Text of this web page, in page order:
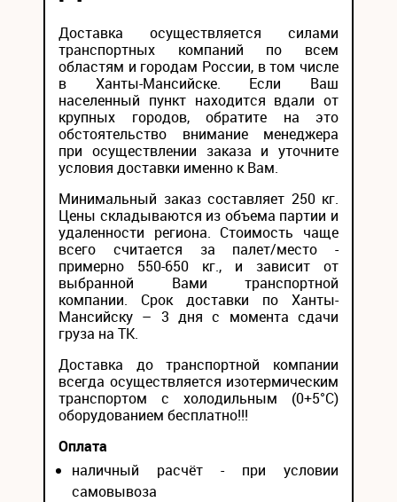
Доставка осуществляется силами
транспортных компаний по всем
областям и городам России, в том числе
в Ханты-Мансийске. Если Ваш
населенный пункт находится вдали от
крупных городов, обратите на это
обстоятельство внимание менеджера
при осуществлении заказа и уточните
условия доставки именно к Вам.
Минимальный заказ составляет 250 кг.
Цены складываются из объема партии и
удаленности региона. Стоимость чаще
всего считается за палет/место -
примерно 550-650 кг., и зависит от
выбранной Вами транспортной
компании. Срок доставки по Ханты-
Мансийску – 3 дня с момента сдачи
груза на ТК.
Доставка до транспортной компании
всегда осуществляется изотермическим
транспортом с холодильным (0+5°С)
оборудованием бесплатно!!!
Оплата
наличный расчёт - при условии
самовывоза